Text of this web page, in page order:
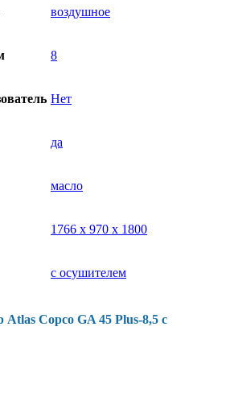
воздушное
8
Нет
да
масло
1766 х 970 х 1800
с осушителем
Copco GA 45 Plus-8,5 с